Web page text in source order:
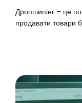
Дропшипінг – це
продавати товари